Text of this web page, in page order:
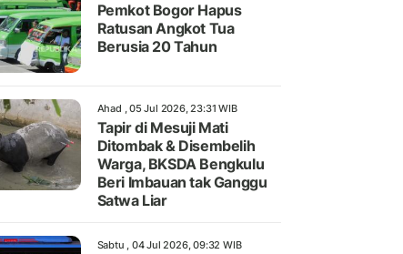
Pemkot Bogor Hapus
Ratusan Angkot Tua
Berusia 20 Tahun
Ahad , 05 Jul 2026, 23:31 WIB
Tapir di Mesuji Mati
Ditombak & Disembelih
Warga, BKSDA Bengkulu
Beri Imbauan tak Ganggu
Satwa Liar
Sabtu , 04 Jul 2026, 09:32 WIB